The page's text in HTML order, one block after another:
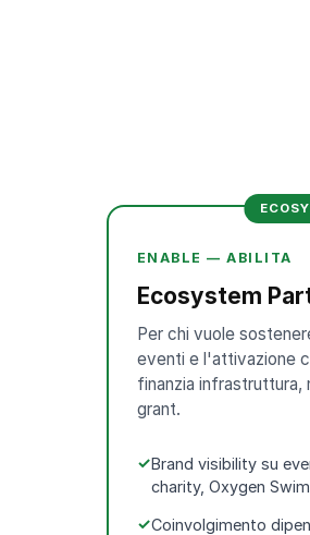
ENABLE — ABILITA
Ecosystem
Per chi vuole
eventi e l'attivazione
finanzia infrastruttura,
grant.
Brand visibility su
charity, Oxygen
Coinvolgimento